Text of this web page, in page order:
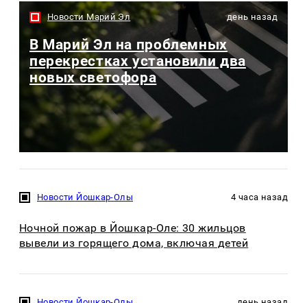
Новости Марий Эл день назад
В Марий Эл на проблемных
перекрестках установили два
новых светофора
Новости Йошкар-Олы 4 часа назад
Ночной пожар в Йошкар-Оле: 30 жильцов
вывели из горящего дома, включая детей